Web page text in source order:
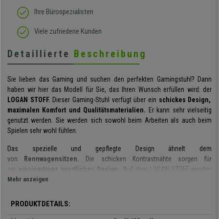
Ihre Bürospezialisten
Viele zufriedene Kunden
Detaillierte Beschreibung
Sie lieben das Gaming und suchen den perfekten Gamingstuhl? Dann
haben wir hier das Modell für Sie, das Ihren Wunsch erfüllen wird: der
LOGAN STOFF. Dieser Gaming-Stuhl verfügt über ein schickes Design,
maximalen Komfort und Qualitätsmaterialien. Er kann sehr vielseitig
genutzt werden. Sie werden sich sowohl beim Arbeiten als auch beim
Spielen sehr wohl fühlen.
Das spezielle und gepflegte Design ähnelt dem
von Rennwagensitzen. Die schicken Kontrastnähte sorgen für
ein
einzigartiges sportliches Design.
Auf dem LOGAN STOFF werden
Sie sich wie ein Champion fühlen, und dies bereits schon vor Spielbeginn.
ist überdurchschnittlich gut. Dank der
Mehr anzeigen
PRODUKTDETAILS: